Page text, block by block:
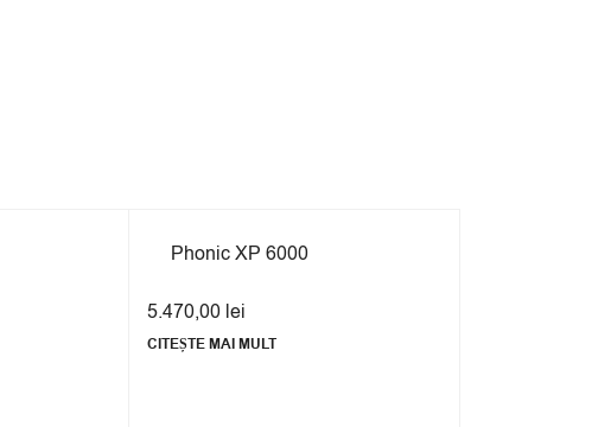
STOC EPUIZAT
Phonic XP 6000
5.470,00 lei
CITEȘTE MAI MULT